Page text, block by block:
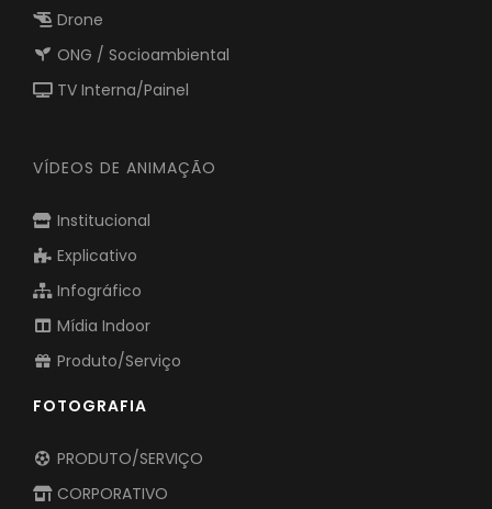
Edição / Captação
Drone
ONG / Socioambiental
Institucional
Explicativo
Infográfico
Mídia Indoor
Produto/Serviço
FOTOGRAFIA
PRODUTO/SERVIÇO